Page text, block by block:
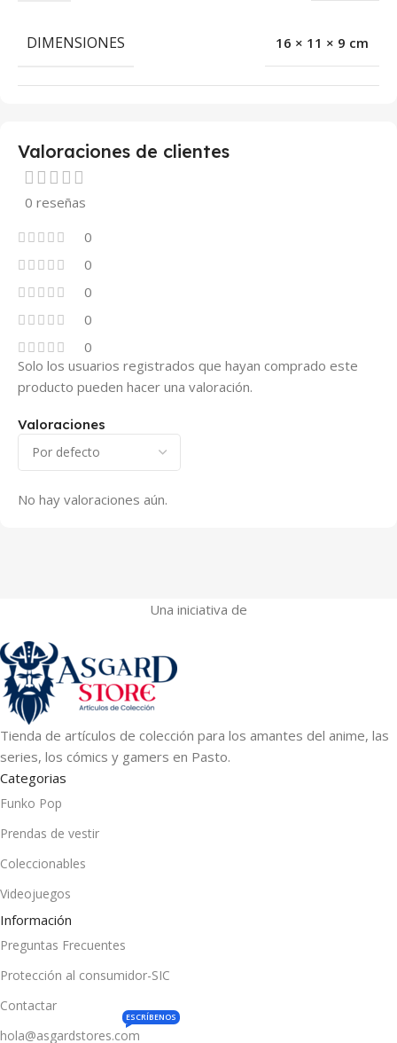
DIMENSIONES 16 × 11 × 9 cm
Valoraciones de clientes
0 reseñas
0
0
0
0
0
Valoraciones
No hay valoraciones aún.
Solo los usuarios registrados que hayan comprado este
producto pueden hacer una valoración.
Una iniciativa de
Tienda de artículos de colección para los amantes del anime, las
series, los cómics y gamers en Pasto.
Categorias
Funko Pop
Prendas de vestir
Coleccionables
Videojuegos
Información
Preguntas Frecuentes
Protección al consumidor-SIC
Contactar
hola@asgardstores.com
ESCRÍBENOS